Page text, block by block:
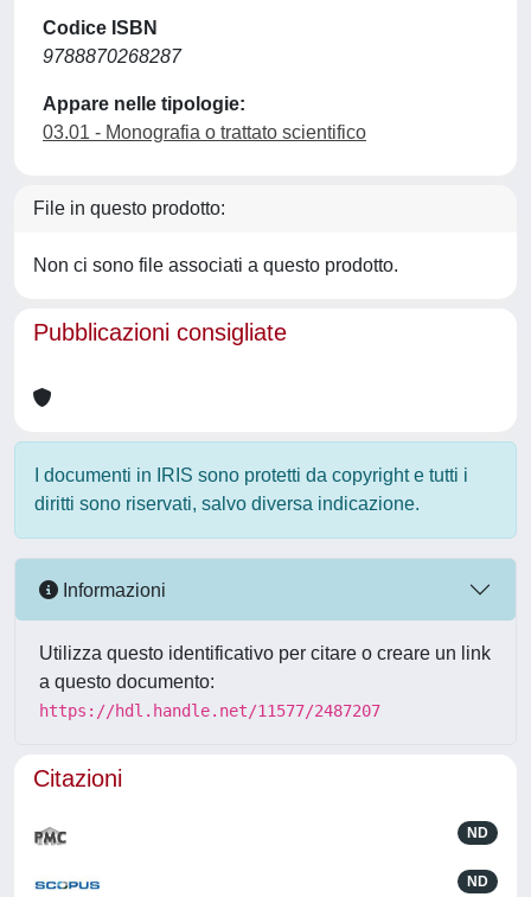
Codice ISBN
9788870268287
Appare nelle tipologie:
03.01 - Monografia o trattato scientifico
File in questo prodotto:
Non ci sono file associati a questo prodotto.
Pubblicazioni consigliate
I documenti in IRIS sono protetti da copyright e tutti i
diritti sono riservati, salvo diversa indicazione.
Informazioni
Utilizza questo identificativo per citare o creare un link
a questo documento:
https://hdl.handle.net/11577/2487207
Citazioni
ND
ND